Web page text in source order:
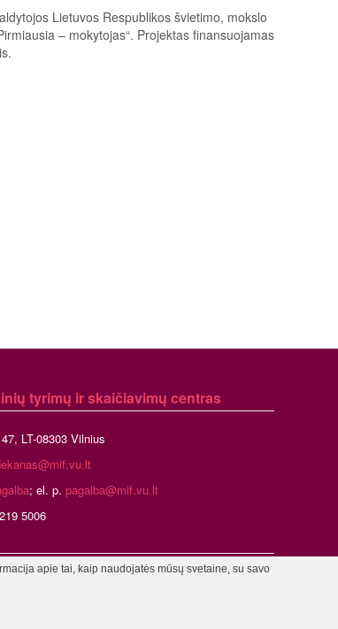
Lietuvos Respublikos švietimo, mokslo
– mokytojas“. Projektas finansuojamas
tyrimų ir skaičiavimų centras
LT-08303 Vilnius
; el. p. pagalba@mif.vu.lt
5006
apie tai, kaip naudojatės mūsų svetaine, su savo